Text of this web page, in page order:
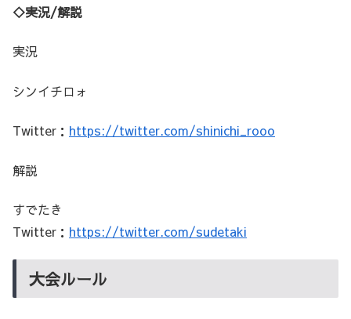
◇実況/解説
実況
シンイチロォ
Twitter： https://twitter.com/shinichi_rooo
解説
すでたき
Twitter： https://twitter.com/sudetaki
大会ルール